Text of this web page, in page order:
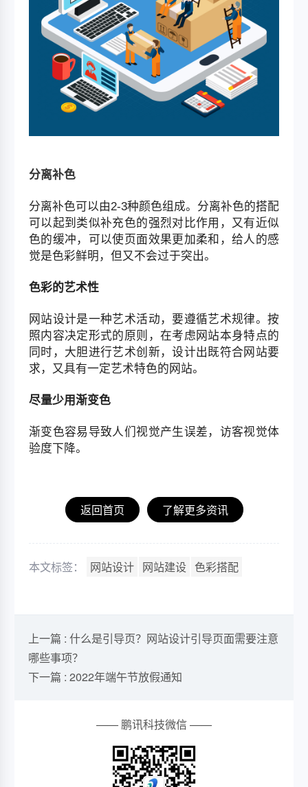
分离补色
分离补色可以由2-3种颜色组成。分离补色的搭配
可以起到类似补充色的强烈对比作用，又有近似
色的缓冲，可以使页面效果更加柔和，给人的感
觉是色彩鲜明，但又不会过于突出。
色彩的艺术性
网站设计是一种艺术活动，要遵循艺术规律。按
照内容决定形式的原则，在考虑网站本身特点的
同时，大胆进行艺术创新，设计出既符合网站要
求，又具有一定艺术特色的网站。
尽量少用渐变色
渐变色容易导致人们视觉产生误差，访客视觉体
验度下降。
返回首页 了解更多资讯
本文标签： 网站设计 网站建设 色彩搭配
上一篇 : 什么是引导页？网站设计引导页面需要注意
哪些事项？
下一篇 : 2022年端午节放假通知
—— 鹏讯科技微信 ——